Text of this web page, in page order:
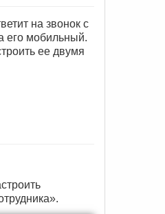
на звонок с
его мобильный.
ее двумя